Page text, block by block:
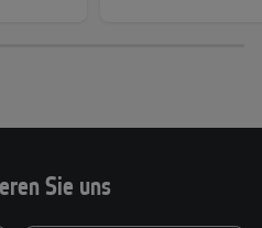
Sie uns